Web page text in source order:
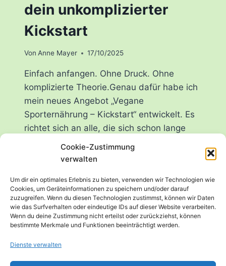
Cookie-Zustimmung
verwalten
Um dir ein optimales Erlebnis zu bieten, verwenden wir Technologien wie
Cookies, um Geräteinformationen zu speichern und/oder darauf
zuzugreifen. Wenn du diesen Technologien zustimmst, können wir Daten
wie das Surfverhalten oder eindeutige IDs auf dieser Website verarbeiten.
Wenn du deine Zustimmung nicht erteilst oder zurückziehst, können
bestimmte Merkmale und Funktionen beeinträchtigt werden.
Dienste verwalten
dein unkomplizierter
Kickstart
Von Anne Mayer 17/10/2025
Einfach anfangen. Ohne Druck. Ohne
komplizierte Theorie.Genau dafür habe ich
mein neues Angebot „Vegane
Sporternährung – Kickstart“ entwickelt. Es
richtet sich an alle, die sich schon lange
fragen, wie vegane Ernährung im
sportlichen Alltag eigentlich funktioniert –
Programme oder hohe Einstiegskosten
haben. Der Einstieg – persönlich, flexibel,
alltagstauglich Mit diesem…
VEGANE
DEIN